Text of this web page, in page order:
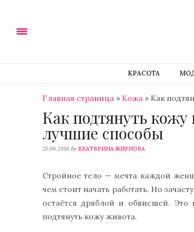
КРАСОТА
Главная страница » Кожа » Как
Как подтянуть кожу
лучшие способы
25.06.2018 by ЕКАТЕРИНА ЖИРНОВА
Стройное тело — мечта каждой
чем стоит начать работать. Но
остаётся дряблой и обвисшей. Это
подтянуть кожу живота.